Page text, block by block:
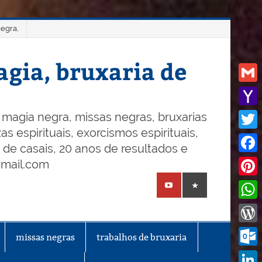
bruxaria de
negra, missas negras, bruxarias
espirituais, exorcismos espirituais,
casais, 20 anos de resultados e
missas negras trabalhos de bruxaria
Gmail
Mail